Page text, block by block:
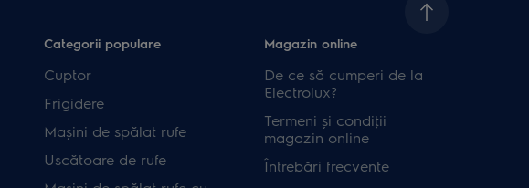
Categorii populare
Cuptor
Frigidere
Mașini de spălat rufe
Uscătoare de rufe
Magazin online
De ce să cumperi de la
Electrolux?
Termeni și condiţii
magazin online
Întrebări frecvente